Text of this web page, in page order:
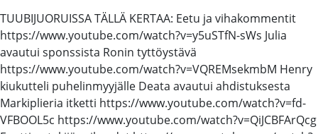
TUUBIJUORUISSA TÄLLÄ KERTAA: Eetu ja vihakommentit
https://www.youtube.com/watch?v=y5uSTfN-sWs Julia
avautui sponssista Ronin tyttöystävä
https://www.youtube.com/watch?v=VQREMsekmbM Henry
kiukutteli puhelinmyyjälle Deata avautui ahdistuksesta
Markiplieria itketti https://www.youtube.com/watch?v=fd-
VFBOOL5c https://www.youtube.com/watch?v=QiJCBFArQcg